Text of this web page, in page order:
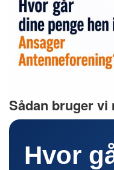
Sådan bruger vi
Hvor